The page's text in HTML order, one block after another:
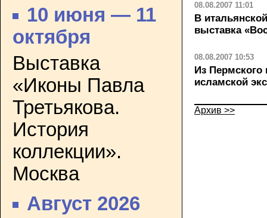
10 июня — 11
октября
Выставка
«Иконы Павла
Третьякова.
История
коллекции».
Москва
Август 2026
08.08.2007 11:01
В
выставка
08.08.2007 10:53
Из Пермского
исламской
Архив >>